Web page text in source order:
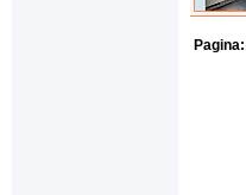
Pagina: